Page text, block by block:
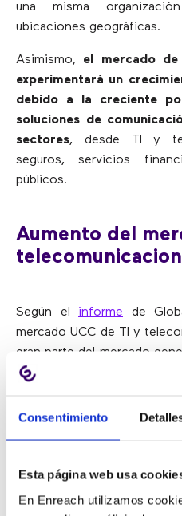
Consentimiento
Esta página web usa
En Enreach utilizamos
una misma
ubicaciones geográficas.
Asimismo, el mercado de
experimentará un
debido a la creciente
soluciones de
sectores, desde TI y
seguros, servicios
públicos.
Aumento del
Según el informe de
mercado UCC de TI y
gran parte del mercado
a la alta adopción y las
colaboración eficaz en
UCC obtendrá una gran
empresas que operan en